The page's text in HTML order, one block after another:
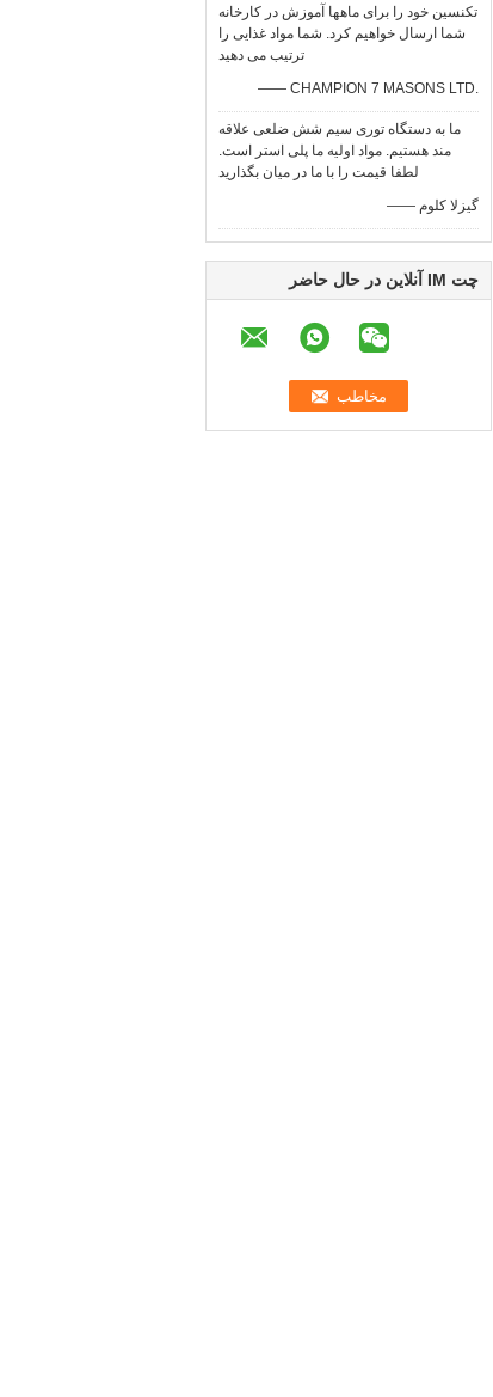
تکنسین خود را برای ماهها آموزش در کارخانه
شما ارسال خواهیم کرد. شما مواد غذایی را
ترتیب می دهید
—— CHAMPION 7 MASONS LTD.
ما به دستگاه توری سیم شش ضلعی علاقه
مند هستیم. مواد اولیه ما پلی استر است.
لطفا قیمت را با ما در میان بگذارید
—— گیزلا کلوم
چت IM آنلاین در حال حاضر